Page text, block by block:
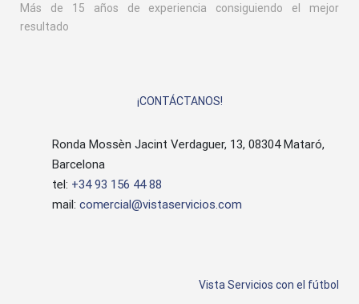
Más de 15 años de experiencia consiguiendo el mejor
resultado
¡CONTÁCTANOS!
Ronda Mossèn Jacint Verdaguer, 13, 08304 Mataró,
Barcelona
tel: +34 93 156 44 88
mail: comercial@vistaservicios.com
Vista Servicios con el fútbol